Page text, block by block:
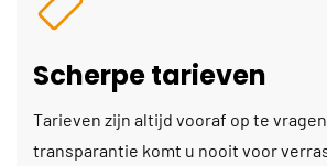
Scherpe tarieven
Tarieven zijn altijd vooraf op te
transparantie komt u nooit voor